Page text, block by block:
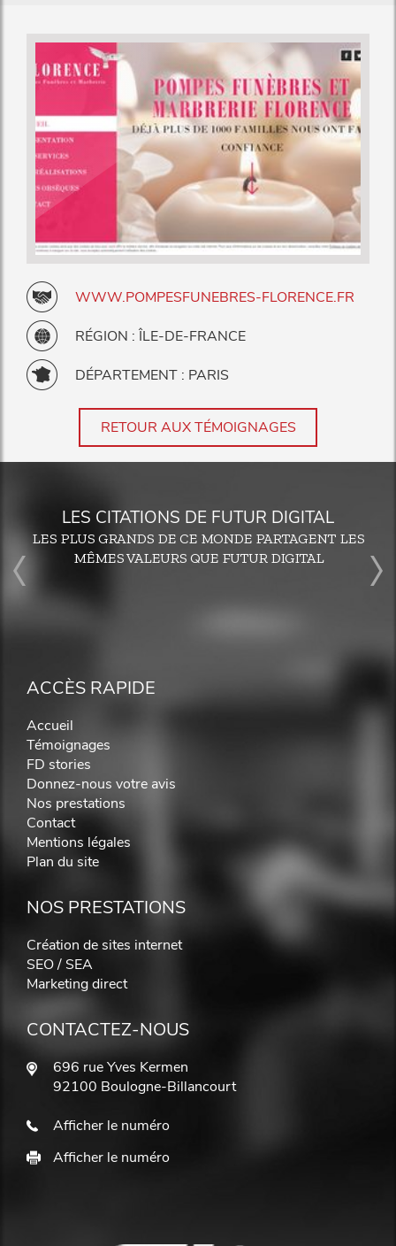
WWW.POMPESFUNEBRES-FLORENCE.FR
RÉGION : ÎLE-DE-FRANCE
DÉPARTEMENT : PARIS
RETOUR AUX TÉMOIGNAGES
LES CITATIONS DE FUTUR DIGITAL
LES PLUS GRANDS DE CE MONDE PARTAGENT LES
MÊMES VALEURS QUE FUTUR DIGITAL
ACCÈS RAPIDE
Accueil
Témoignages
FD stories
Donnez-nous votre avis
Nos prestations
Contact
Mentions légales
Plan du site
NOS PRESTATIONS
Création de sites internet
SEO / SEA
Marketing direct
CONTACTEZ-NOUS
696 rue Yves Kermen
92100 Boulogne-Billancourt
Afficher le numéro
Afficher le numéro